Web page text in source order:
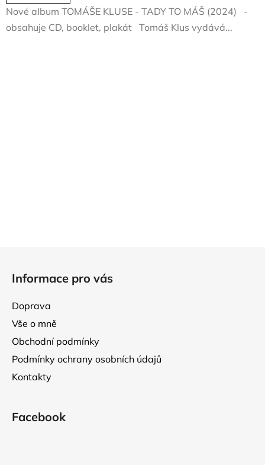
Nové album TOMÁŠE KLUSE - TADY TO MÁŠ (2024) -
obsahuje CD, booklet, plakát Tomáš Klus vydává...
Informace pro vás
Doprava
Vše o mně
Obchodní podmínky
Podmínky ochrany osobních údajů
Kontakty
Facebook